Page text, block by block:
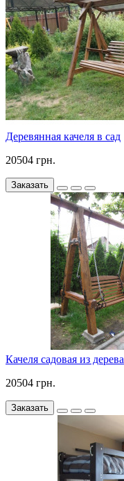
Деревянная качеля в сад
20504 грн.
Заказать
Качеля садовая из дерева
20504 грн.
Заказать